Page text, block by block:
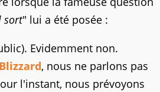
sort" lui a été posée :
Evidemment non.
Blizzard, nous ne parlons pas
l'instant, nous prévoyons